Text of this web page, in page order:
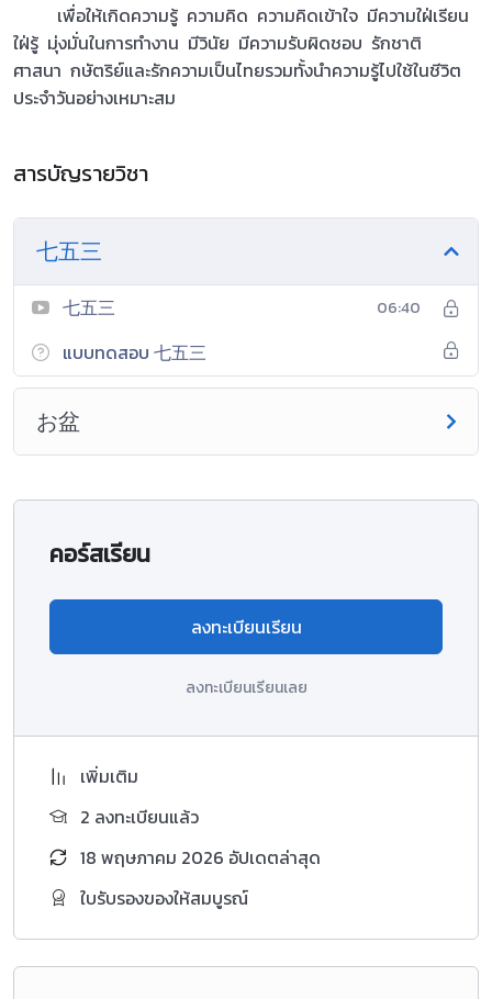
เพื่อให้เกิดความรู้ ความคิด ความคิดเข้าใจ มีความใฝ่เรียน
ใฝ่รู้ มุ่งมั่นในการทำงาน มีวินัย มีความรับผิดชอบ รักชาติ
ศาสนา กษัตริย์และรักความเป็นไทยรวมทั้งนำความรู้ไปใช้ในชีวิต
ประจำวันอย่างเหมาะสม
สารบัญรายวิชา
七五三
七五三 06:40
แบบทดสอบ 七五三
お盆
คอร์สเรียน
ลงทะเบียนเรียน
ลงทะเบียนเรียนเลย
เพิ่มเติม
2 ลงทะเบียนแล้ว
18 พฤษภาคม 2026 อัปเดตล่าสุด
ใบรับรองของให้สมบูรณ์